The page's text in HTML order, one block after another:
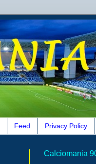
Feed Privacy Policy
Calciomania